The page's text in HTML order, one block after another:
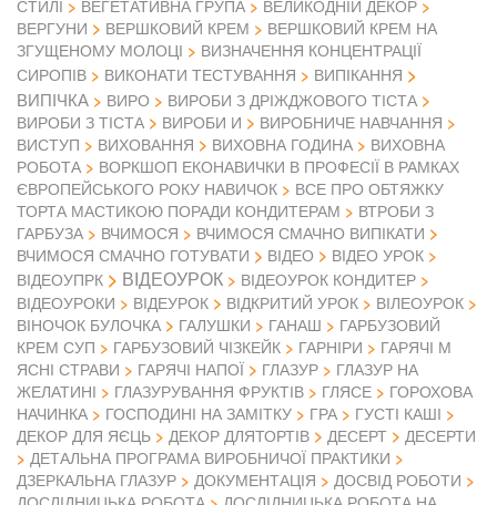
СТИЛІ
ВЕГЕТАТИВНА ГРУПА
ВЕЛИКОДНІЙ ДЕКОР
ВЕРГУНИ
ВЕРШКОВИЙ КРЕМ
ВЕРШКОВИЙ КРЕМ НА
ЗГУЩЕНОМУ МОЛОЦІ
ВИЗНАЧЕННЯ КОНЦЕНТРАЦІЇ
СИРОПІВ
ВИКОНАТИ ТЕСТУВАННЯ ВИПІКАННЯ
ВИПІЧКА ВИРО
ВИРОБИ З ДРІЖДЖОВОГО ТІСТА
ВИРОБИ З ТІСТА
ВИРОБИ И
ВИРОБНИЧЕ НАВЧАННЯ
ВИСТУП
ВИХОВАННЯ ВИХОВНА ГОДИНА
ВИХОВНА
РОБОТА
ВОРКШОП ЕКОНАВИЧКИ В ПРОФЕСІЇ В РАМКАХ
ЄВРОПЕЙСЬКОГО РОКУ НАВИЧОК
ВСЕ ПРО ОБТЯЖКУ
ТОРТА МАСТИКОЮ ПОРАДИ КОНДИТЕРАМ
ВТРОБИ З
ГАРБУЗА
ВЧИМОСЯ
ВЧИМОСЯ СМАЧНО ВИПІКАТИ
ВЧИМОСЯ СМАЧНО ГОТУВАТИ
ВІДЕО
ВІДЕО УРОК
ВІДЕОУПРК
ВІДЕОУРОК
ВІДЕОУРОК КОНДИТЕР
ВІДЕОУРОКИ
ВІДЕУРОК ВІДКРИТИЙ УРОК
ВІЛЕОУРОК
ВІНОЧОК БУЛОЧКА
ГАЛУШКИ ГАНАШ
ГАРБУЗОВИЙ
КРЕМ СУП
ГАРБУЗОВИЙ ЧІЗКЕЙК ГАРНІРИ
ГАРЯЧІ М
ЯСНІ СТРАВИ
ГАРЯЧІ НАПОЇ ГЛАЗУР
ГЛАЗУР НА
ЖЕЛАТИНІ
ГЛАЗУРУВАННЯ ФРУКТІВ ГЛЯСЕ
ГОРОХОВА
НАЧИНКА
ГОСПОДИНІ НА ЗАМІТКУ ГРА
ГУСТІ КАШІ
ДЕКОР ДЛЯ ЯЄЦЬ
ДЕКОР ДЛЯТОРТІВ ДЕСЕРТ
ДЕСЕРТИ
ДЕТАЛЬНА ПРОГРАМА ВИРОБНИЧОЇ ПРАКТИКИ
ДЗЕРКАЛЬНА ГЛАЗУР
ДОКУМЕНТАЦІЯ
ДОСВІД РОБОТИ